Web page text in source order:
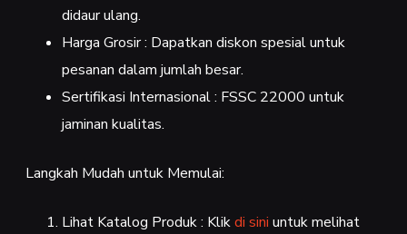
didaur ulang.
Harga Grosir : Dapatkan diskon spesial untuk
pesanan dalam jumlah besar.
Sertifikasi Internasional : FSSC 22000 untuk
jaminan kualitas.
Langkah Mudah untuk Memulai:
Lihat Katalog Produk : Klikdi sini untuk melihat